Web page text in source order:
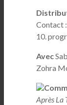
Contact
10.
Avec
Zohra
Après La